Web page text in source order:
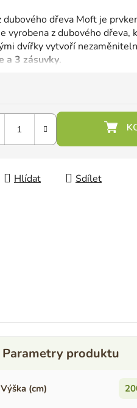
dřeva Moft je
vyrobena z dubového dřeva,
dvířky vytvoří
a 3 zásuvky.
Hlídat Sdílet
Výška (cm)